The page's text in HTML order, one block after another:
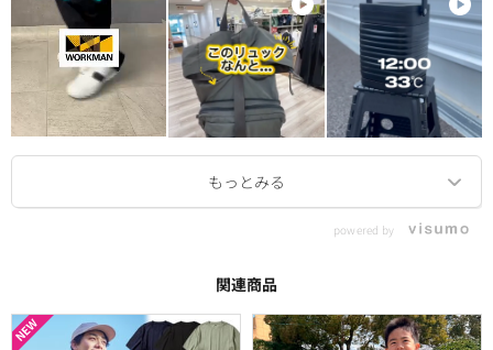
powered by
関連商品